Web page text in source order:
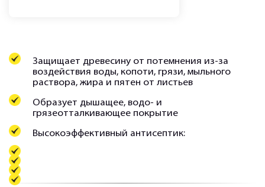
Защищает древесину от потемнения из-за
воздействия воды, копоти, грязи, мыльного
раствора, жира и пятен от листьев
Образует дышащее, водо- и
грязеотталкивающее покрытие
Высокоэффективный антисептик: